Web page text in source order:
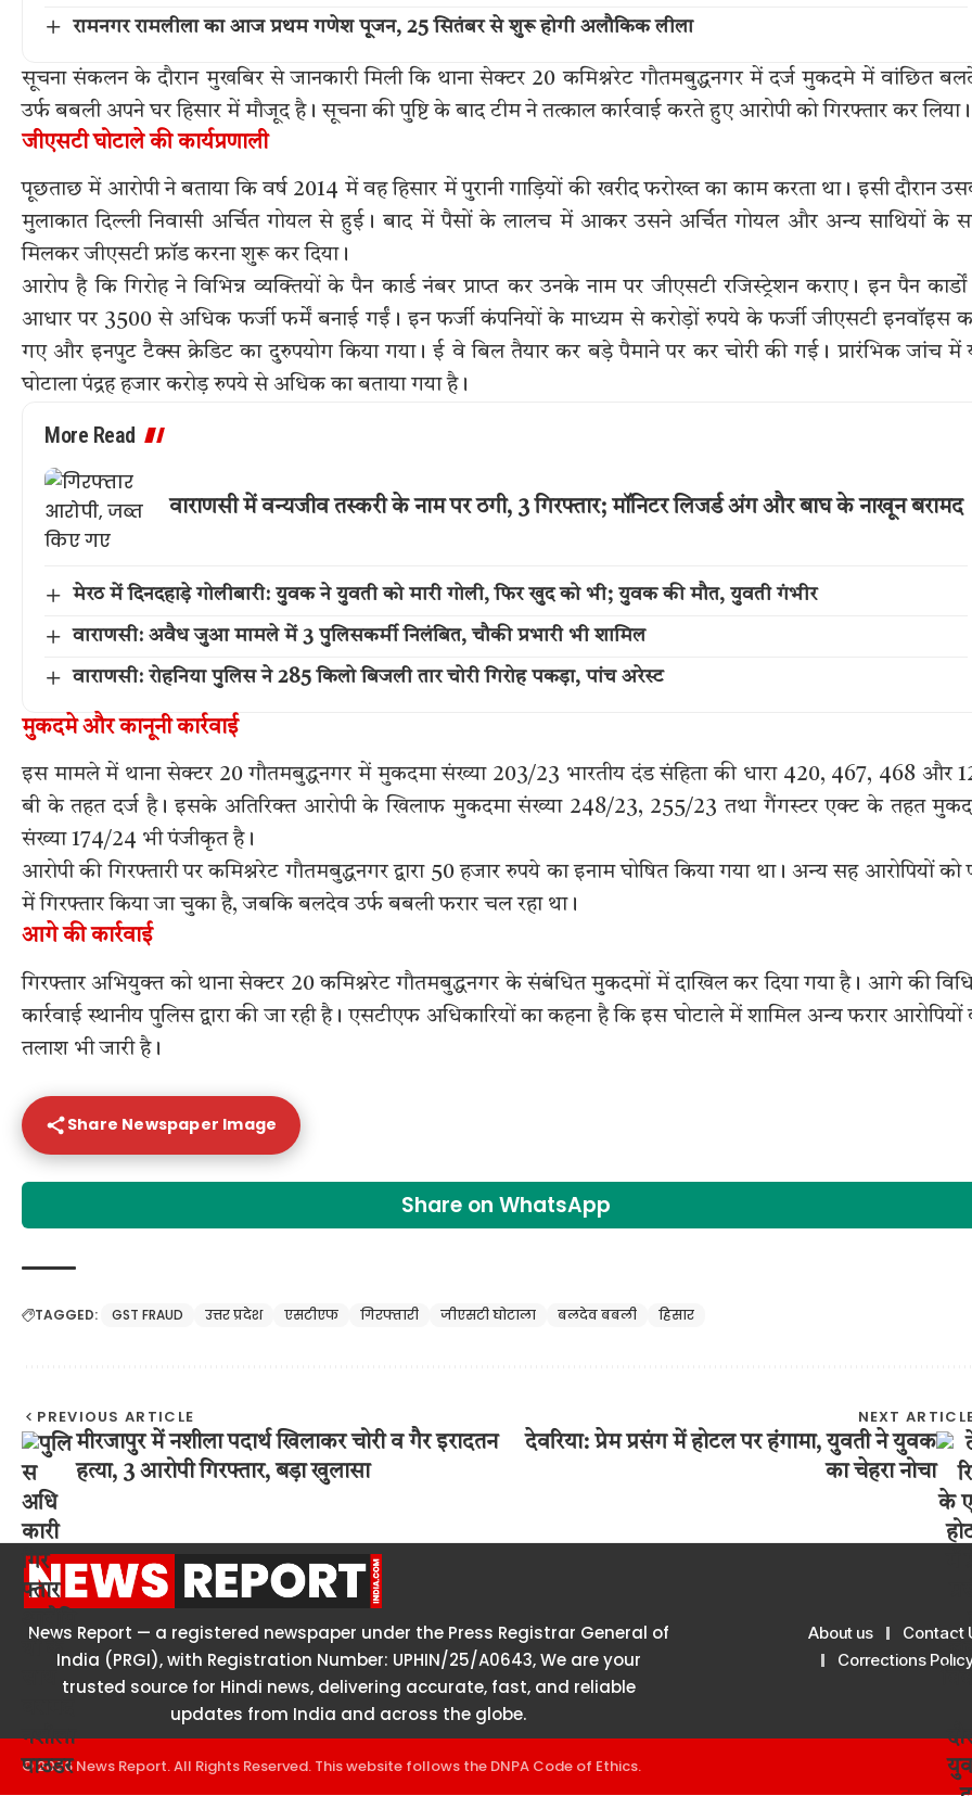
रामनगर रामलीला का आज प्रथम गणेश पूजन, 25 सितंबर से शुरू होगी अलौकिक लीला
सूचना संकलन के दौरान मुखबिर से जानकारी मिली कि थाना सेक्टर 20 कमिश्नरेट गौतमबुद्धनगर में दर्ज मुकदमे में वांछित
उर्फ बबली अपने घर हिसार में मौजूद है। सूचना की पुष्टि के बाद टीम ने तत्काल कार्रवाई करते हुए आरोपी को गिरफ्तार कर लिया।
जीएसटी घोटाले की कार्यप्रणाली
पूछताछ में आरोपी ने बताया कि वर्ष 2014 में वह हिसार में पुरानी गाड़ियों की खरीद फरोख्त का काम करता था। इसी दौरान
मुलाकात दिल्ली निवासी अर्चित गोयल से हुई। बाद में पैसों के लालच में आकर उसने अर्चित गोयल और अन्य साथियों के
मिलकर जीएसटी फ्रॉड करना शुरू कर दिया।
आरोप है कि गिरोह ने विभिन्न व्यक्तियों के पैन कार्ड नंबर प्राप्त कर उनके नाम पर जीएसटी रजिस्ट्रेशन कराए। इन पैन
आधार पर 3500 से अधिक फर्जी फर्में बनाई गईं। इन फर्जी कंपनियों के माध्यम से करोड़ों रुपये के फर्जी जीएसटी इनवॉइस
गए और इनपुट टैक्स क्रेडिट का दुरुपयोग किया गया। ई वे बिल तैयार कर बड़े पैमाने पर कर चोरी की गई। प्रारंभिक जांच में
घोटाला पंद्रह हजार करोड़ रुपये से अधिक का बताया गया है।
More Read
वाराणसी में वन्यजीव तस्करी के नाम पर ठगी, 3 गिरफ्तार; मॉनिटर लिजर्ड अंग और बाघ के नाखून बरामद
मेरठ में दिनदहाड़े गोलीबारी: युवक ने युवती को मारी गोली, फिर खुद को भी; युवक की मौत, युवती गंभीर
वाराणसी: अवैध जुआ मामले में 3 पुलिसकर्मी निलंबित, चौकी प्रभारी भी शामिल
वाराणसी: रोहनिया पुलिस ने 285 किलो बिजली तार चोरी गिरोह पकड़ा, पांच अरेस्ट
मुकदमे और कानूनी कार्रवाई
इस मामले में थाना सेक्टर 20 गौतमबुद्धनगर में मुकदमा संख्या 203/23 भारतीय दंड संहिता की धारा 420, 467, 468 और
बी के तहत दर्ज है। इसके अतिरिक्त आरोपी के खिलाफ मुकदमा संख्या 248/23, 255/23 तथा गैंगस्टर एक्ट के तहत
संख्या 174/24 भी पंजीकृत है।
आरोपी की गिरफ्तारी पर कमिश्नरेट गौतमबुद्धनगर द्वारा 50 हजार रुपये का इनाम घोषित किया गया था। अन्य सह आरोपियों को
में गिरफ्तार किया जा चुका है, जबकि बलदेव उर्फ बबली फरार चल रहा था।
आगे की कार्रवाई
गिरफ्तार अभियुक्त को थाना सेक्टर 20 कमिश्नरेट गौतमबुद्धनगर के संबंधित मुकदमों में दाखिल कर दिया गया है। आगे की
कार्रवाई स्थानीय पुलिस द्वारा की जा रही है। एसटीएफ अधिकारियों का कहना है कि इस घोटाले में शामिल अन्य फरार आरोपियों
तलाश भी जारी है।
Share Newspaper Image
Share on WhatsApp
TAGGED: GST FRAUD उत्तर प्रदेश एसटीएफ गिरफ्तारी जीएसटी घोटाला बलदेव बबली हिसार
PREVIOUS ARTICLE
मीरजापुर में नशीला पदार्थ खिलाकर चोरी व गैर इरादतन
हत्या, 3 आरोपी गिरफ्तार, बड़ा खुलासा
NEXT
देवरिया: प्रेम प्रसंग में होटल पर हंगामा, युवती ने युवक
का चेहरा नोचा
News Report — a registered newspaper under the Press Registrar General of
India (PRGI), with Registration Number: UPHIN/25/A0643, We are your
trusted source for Hindi news, delivering accurate, fast, and reliable
updates from India and across the globe.
About us Contact
Corrections
© 2026 News Report. All Rights Reserved. This website follows the DNPA Code of Ethics.